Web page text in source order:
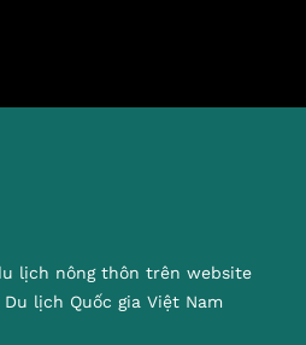
lịch nông thôn trên website
lịch Quốc gia Việt Nam